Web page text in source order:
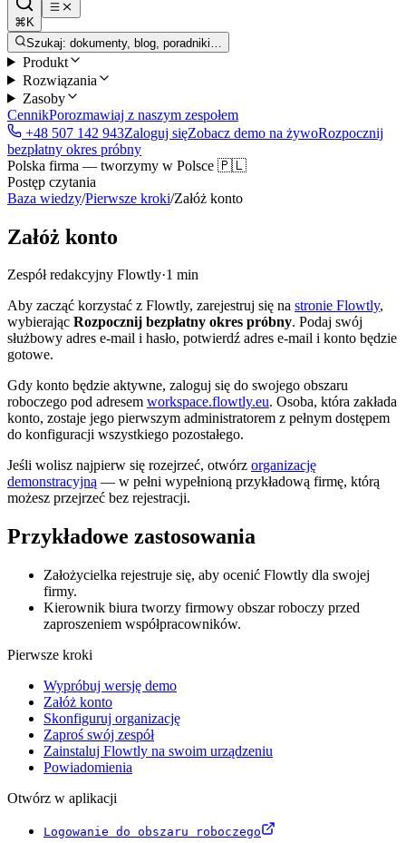
⌘K
Szukaj: dokumenty, blog, poradniki…
Produkt
Rozwiązania
Zasoby
CennikPorozmawiaj z naszym zespołem
+48 507 142 943Zaloguj sięZobacz demo na żywoRozpocznij
bezpłatny okres próbny
Polska firma — tworzymy w Polsce 🇵🇱
Postęp czytania
Baza wiedzy/Pierwsze kroki/Załóż konto
Załóż konto
Zespół redakcyjny Flowtly·1 min
Aby zacząć korzystać z Flowtly, zarejestruj się na stronie Flowtly,
wybierając Rozpocznij bezpłatny okres próbny. Podaj swój
służbowy adres e-mail i hasło, potwierdź adres e-mail i konto będzie
gotowe.
Gdy konto będzie aktywne, zaloguj się do swojego obszaru
roboczego pod adresem workspace.flowtly.eu. Osoba, która zakłada
konto, zostaje jego pierwszym administratorem z pełnym dostępem
do konfiguracji wszystkiego pozostałego.
Jeśli wolisz najpierw się rozejrzeć, otwórz organizację
demonstracyjną — w pełni wypełnioną przykładową firmę, którą
możesz przejrzeć bez rejestracji.
Przykładowe zastosowania
Założycielka rejestruje się, aby ocenić Flowtly dla swojej
firmy.
Kierownik biura tworzy firmowy obszar roboczy przed
zaproszeniem współpracowników.
Pierwsze kroki
Wypróbuj wersję demo
Załóż konto
Skonfiguruj organizację
Zaproś swój zespół
Zainstaluj Flowtly na swoim urządzeniu
Powiadomienia
Otwórz w aplikacji
Logowanie do obszaru roboczego